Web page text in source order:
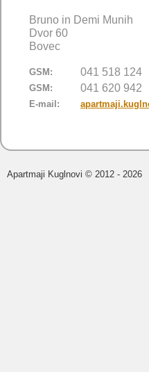
Bruno in Demi Munih
Dvor 60
Bovec
GSM: 041 518 124
GSM: 041 620 942
E-mail:
Apartmaji Kuglnovi © 2012 - 2026